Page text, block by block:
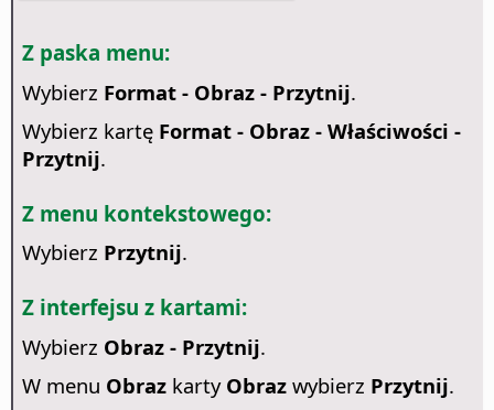
Z paska menu:
Wybierz Format - Obraz - Przytnij.
Wybierz kartę Format - Obraz - Właściwości -
Przytnij.
Z menu kontekstowego:
Wybierz Przytnij.
Z interfejsu z kartami:
Wybierz Obraz - Przytnij.
W menu Obrazkarty Obrazwybierz Przytnij.